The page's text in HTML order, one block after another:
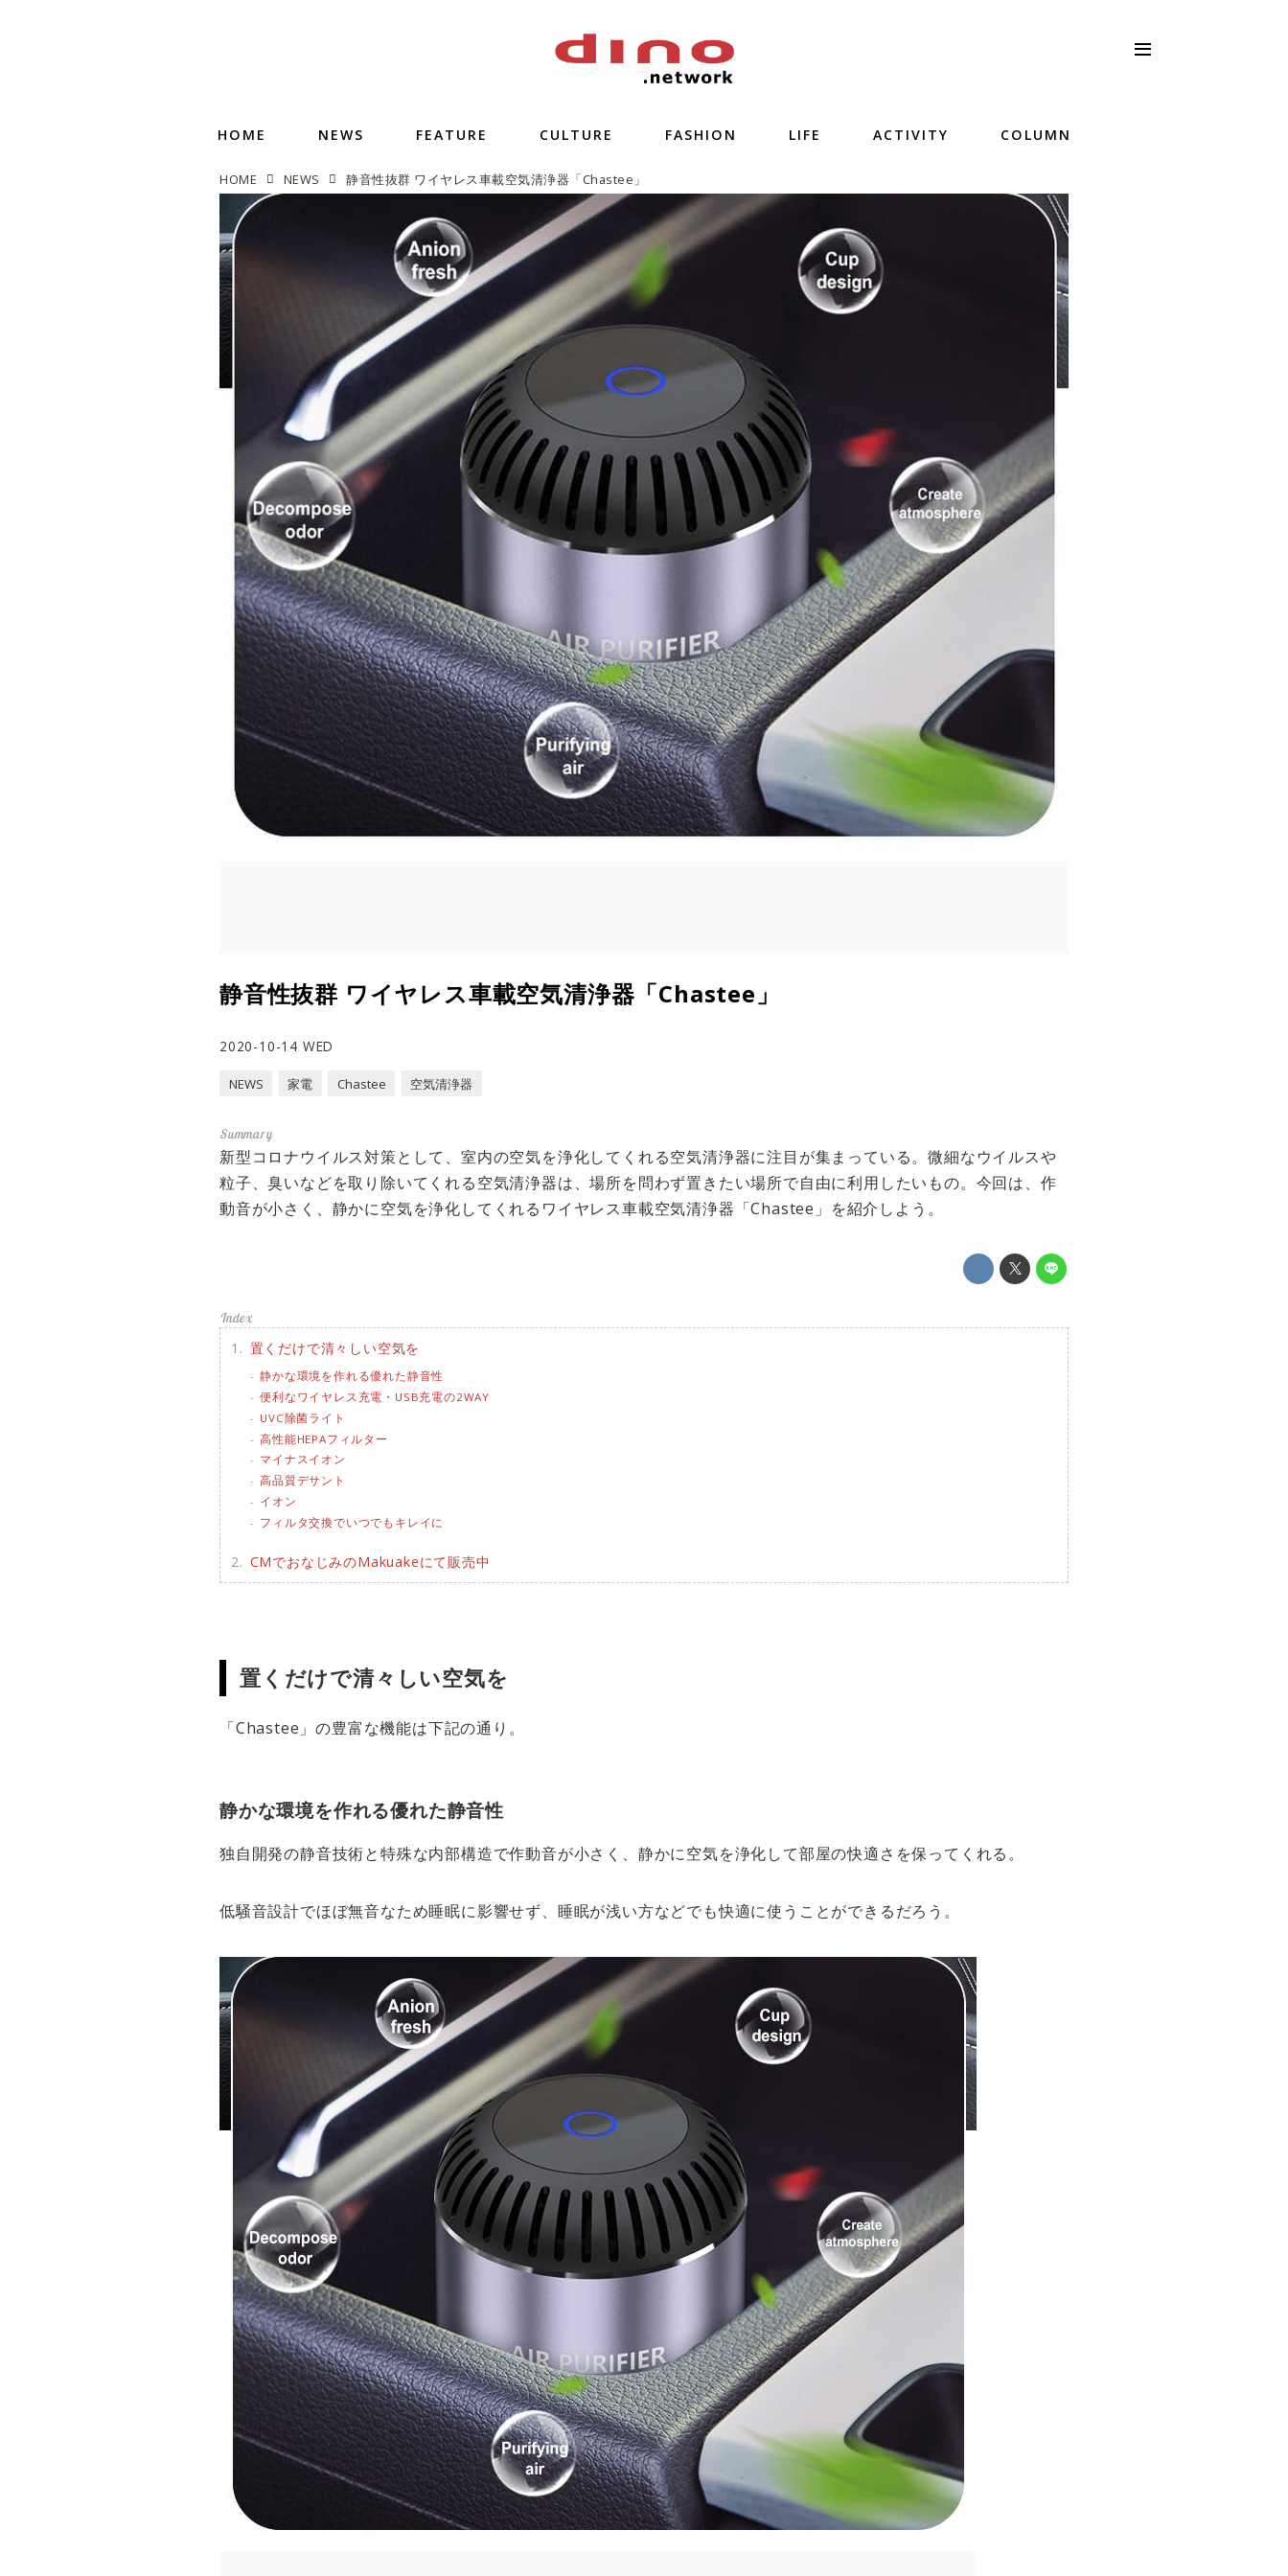
HOME NEWS FEATURE CULTURE FASHION LIFE ACTIVITY COLUMN
HOME NEWS 静音性抜群 ワイヤレス車載空気清浄器「Chastee」
静音性抜群 ワイヤレス車載空気清浄器「Chastee」
2020-10-14 WED
NEWS 家電 Chastee 空気清浄器
新型コロナウイルス対策として、室内の空気を浄化してくれる空気清浄器に注目が集まっている。微細なウイルスや
粒子、臭いなどを取り除いてくれる空気清浄器は、場所を問わず置きたい場所で自由に利用したいもの。今回は、作
動音が小さく、静かに空気を浄化してくれるワイヤレス車載空気清浄器「Chastee」を紹介しよう。
置くだけで清々しい空気を
静かな環境を作れる優れた静音性
便利なワイヤレス充電・USB充電の2WAY
UVC除菌ライト
高性能HEPAフィルター
マイナスイオン
高品質デサント
イオン
フィルタ交換でいつでもキレイに
CMでおなじみのMakuakeにて販売中
置くだけで清々しい空気を
「Chastee」の豊富な機能は下記の通り。
静かな環境を作れる優れた静音性
独自開発の静音技術と特殊な内部構造で作動音が小さく、静かに空気を浄化して部屋の快適さを保ってくれる。
低騒音設計でほぼ無音なため睡眠に影響せず、睡眠が浅い方などでも快適に使うことができるだろう。